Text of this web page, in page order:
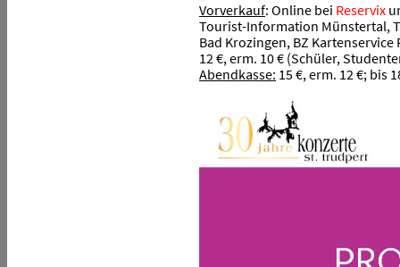
Vorverkauf: Online bei Reservix
Tourist-Information Münstertal,
Bad Krozingen, BZ
12 €, erm. 10 € (Schüler,
Abendkasse: 15 €, erm. 12 €; bis